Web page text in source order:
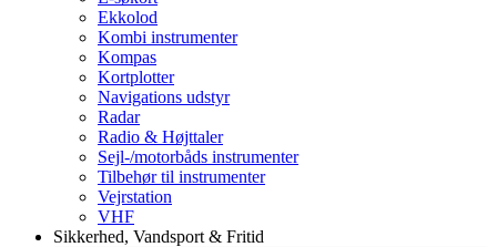
Ekkolod
Kombi instrumenter
Kompas
Kortplotter
Navigations udstyr
Radar
Radio & Højttaler
Sejl-/motorbåds instrumenter
Tilbehør til instrumenter
Vejrstation
VHF
Sikkerhed, Vandsport & Fritid